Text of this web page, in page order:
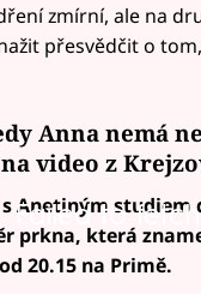
zmírní, ale na
přesvědčit o
Anna nemá
video z
Failed to fetch
Anetiným studiem
prkna, která
20.15 na Primě.